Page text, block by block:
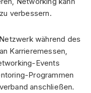
verbessern.
während des
Karrieremessen,
Events
Programmen
anschließen.